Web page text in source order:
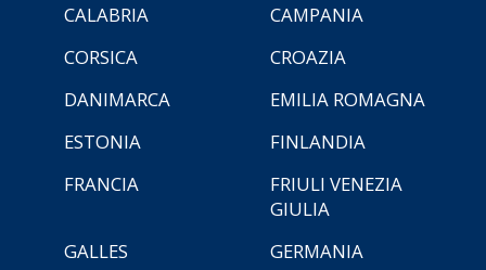
CALABRIA
CAMPANIA
CORSICA
CROAZIA
DANIMARCA
EMILIA ROMAGNA
ESTONIA
FINLANDIA
FRANCIA
FRIULI VENEZIA
GIULIA
GALLES
GERMANIA